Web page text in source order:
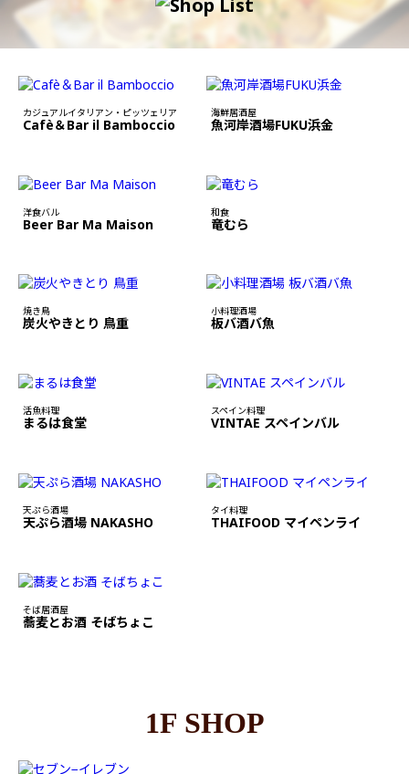
カジュアルイタリアン・ピッツェリア
Cafè＆Bar il Bamboccio
海鮮居酒屋
魚河岸酒場FUKU浜金
洋食バル
Beer Bar Ma Maison
和食
竜むら
焼き鳥
炭火やきとり 鳥重
小料理酒場
板バ酒バ魚
活魚料理
まるは食堂
スペイン料理
VINTAE スペインバル
天ぷら酒場
天ぷら酒場 NAKASHO
タイ料理
THAIFOOD マイペンライ
そば居酒屋
蕎麦とお酒 そばちょこ
1F SHOP